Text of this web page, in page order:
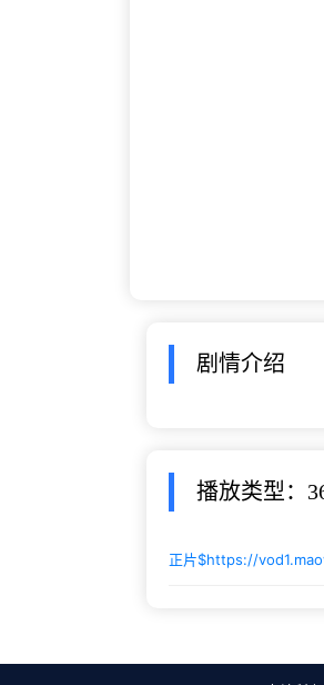
剧情介绍
播放类型：
正片$https://